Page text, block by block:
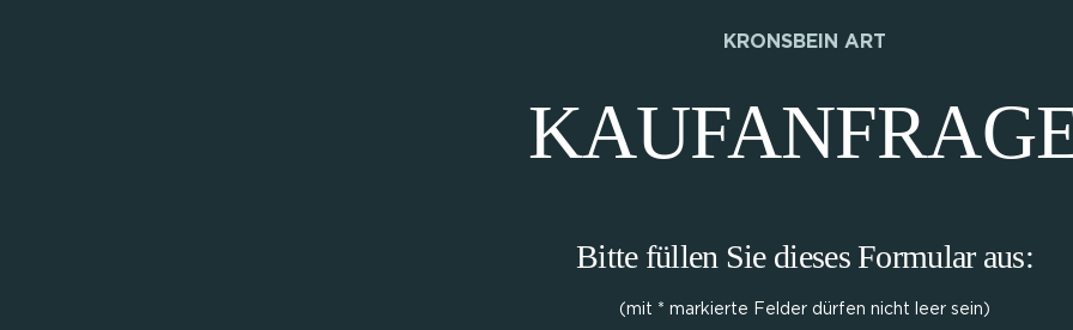
KRONSBEIN ART
Bitte füllen Sie dieses Formular aus:
(mit * markierte Felder dürfen nicht leer sein)